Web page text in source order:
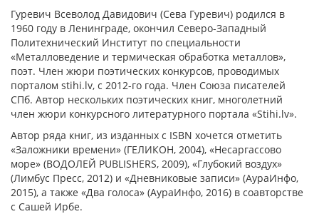
Гуревич Всеволод Давидович (Сева Гуревич) родился в
1960 году в Ленинграде, окончил Северо-Западный
Политехнический Институт по специальности
«Металловедение и термическая обработка металлов»,
поэт. Член жюри поэтических конкурсов, проводимых
порталом stihi.lv, с 2012-го года. Член Союза писателей
СПб. Автор нескольких поэтических книг, многолетний
член жюри конкурсного литературного портала «Stihi.lv».
Автор ряда книг, из изданных с ISBN хочется отметить
«Заложники времени» (ГЕЛИКОН, 2004), «Несаргассово
море» (ВОДОЛЕЙ PUBLISHERS, 2009), «Глубокий воздух»
(Лимбус Пресс, 2012) и «Дневниковые записи» (АураИнфо,
2015), а также «Два голоса» (АураИнфо, 2016) в соавторстве
с Сашей Ирбе.